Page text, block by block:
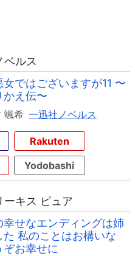
ルス
ではございますが11 〜
かえ伝〜
颯希 一迅社ノベルス
Rakuten
Yodobashi
キス ピュア
幸せなエンディングは姉
た 私のことはお構いな
ぞお幸せに